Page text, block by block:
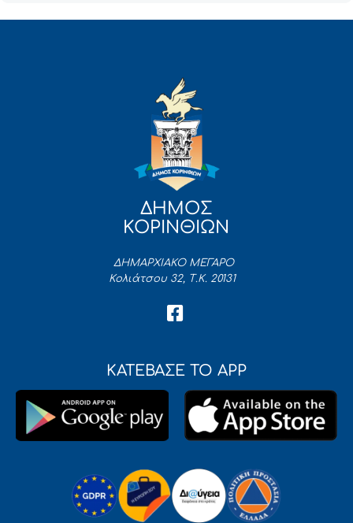
ΔΗΜΟΣ
ΚΟΡΙΝΘΙΩΝ
ΔΗΜΑΡΧΙΑΚΟ ΜΕΓΑΡΟ
Κολιάτσου 32, Τ.Κ. 20131
ΚΑΤΕΒΑΣΕ ΤΟ APP